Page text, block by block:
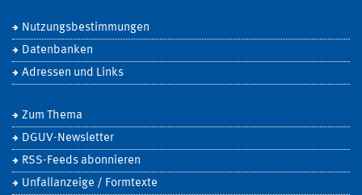
Nutzungsbestimmungen
Datenbanken
Adressen und Links
Zum Thema
DGUV-Newsletter
RSS-Feeds abonnieren
Unfallanzeige / Formtexte